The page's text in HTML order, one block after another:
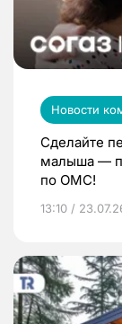
Новости
Сделайте
малыша —
по ОМС!
13:10 /